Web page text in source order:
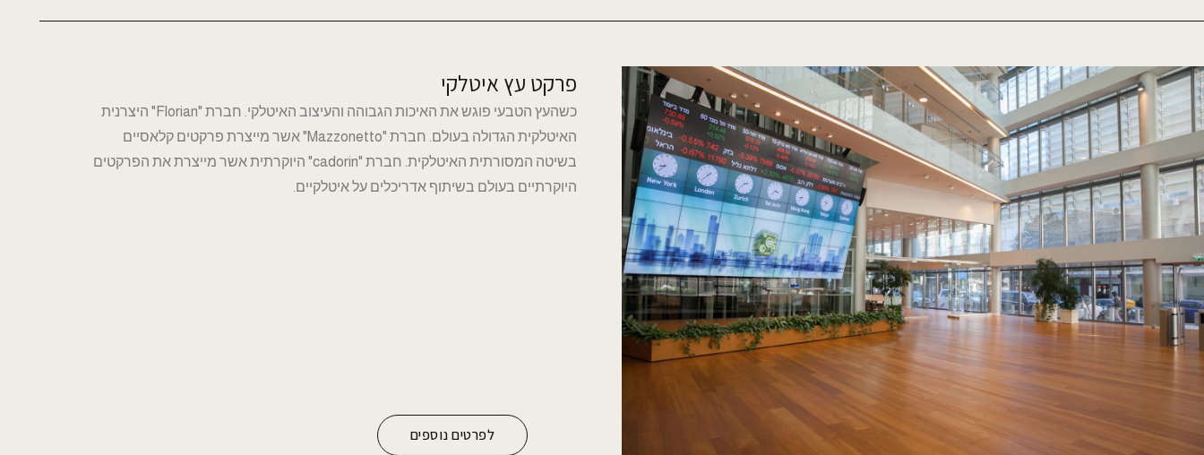
פרקט עץ איטלקי
כשהעץ הטבעי פוגש את האיכות הגבוהה והעיצוב האיטלקי. חברת "Florian" היצרנית
האיטלקית הגדולה בעולם. חברת "Mazzonetto" אשר מייצרת פרקטים קלאסיים
בשיטה המסורתית האיטלקית. חברת "cadorin" היוקרתית אשר מייצרת את הפרקטים
היוקרתיים בעולם בשיתוף אדריכלים על איטלקיים.
לפרטים נוספים